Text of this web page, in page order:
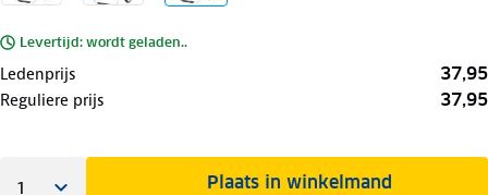
Levertijd: wordt geladen..
Ledenprijs 37,95
Reguliere prijs 37,95
Plaats in winkelmand